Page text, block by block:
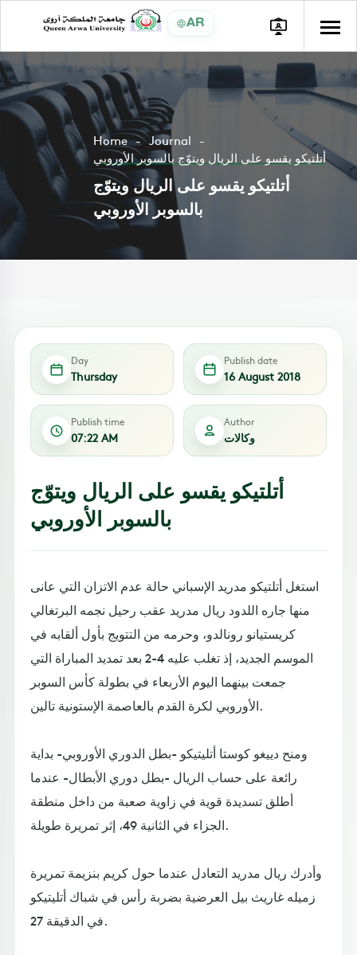
AR
Home
Journal
أتلتيكو يقسو على الريال ويتوّج بالسوبر الأوروبي
أتلتيكو يقسو على الريال ويتوّج
بالسوبر الأوروبي
Day
Thursday
Publish date
16 August 2018
Publish time
07:22 AM
Author
وكالات
أتلتيكو يقسو على الريال ويتوّج
بالسوبر الأوروبي
استغل أتلتيكو مدريد الإسباني حالة عدم الاتزان التي عانى
منها جاره اللدود ريال مدريد عقب رحيل نجمه البرتغالي
كريستيانو رونالدو، وحرمه من التتويج بأول ألقابه في
الموسم الجديد، إذ تغلب عليه 4-2 بعد تمديد المباراة التي
جمعت بينهما اليوم الأربعاء في بطولة كأس السوبر
الأوروبي لكرة القدم بالعاصمة الإستونية تالين.
ومنح دييغو كوستا أتليتيكو -بطل الدوري الأوروبي- بداية
رائعة على حساب الريال -بطل دوري الأبطال- عندما
أطلق تسديدة قوية في زاوية صعبة من داخل منطقة
الجزاء في الثانية 49، إثر تمريرة طويلة.
وأدرك ريال مدريد التعادل عندما حول كريم بنزيمة تمريرة
زميله غاريث بيل العرضية بضربة رأس في شباك أتليتيكو
في الدقيقة 27.